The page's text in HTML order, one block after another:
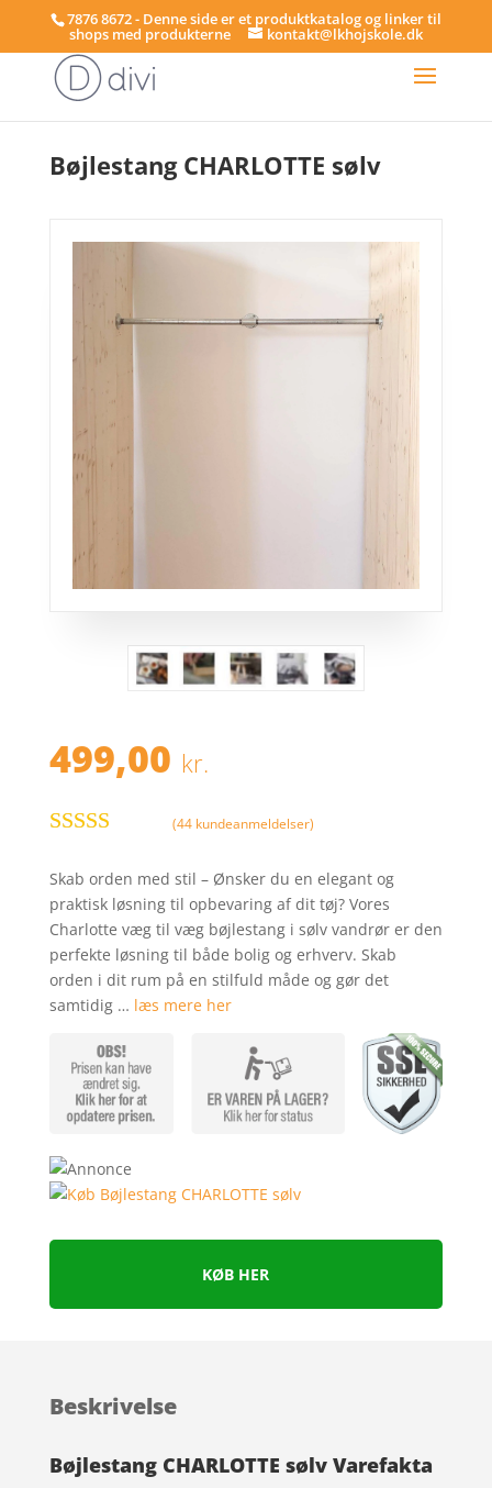
7876 8672 - Denne side er et produktkatalog og linker til
shops med produkterne kontakt@lkhojskole.dk
Bøjlestang CHARLOTTE sølv
499,00 kr.
som4.5ud
af 5 baseret
på
kundebedø
mmelser
(44kundeanmeldelser)
Skab orden med stil – Ønsker du en elegant og
praktisk løsning til opbevaring af dit tøj? Vores
Charlotte væg til væg bøjlestang i sølv vandrør er den
perfekte løsning til både bolig og erhverv. Skab
orden i dit rum på en stilfuld måde og gør det
samtidig … læs mere her
KØB HER
Beskrivelse
Bøjlestang CHARLOTTE sølv Varefakta